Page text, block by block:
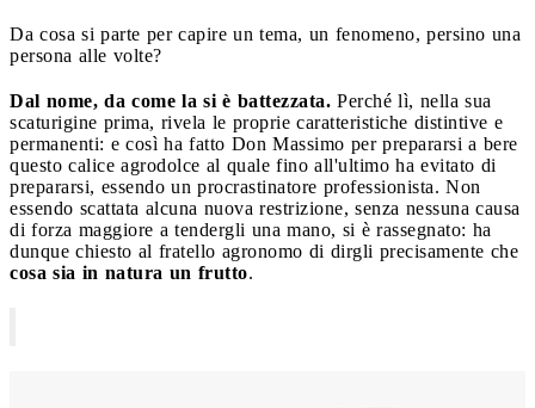
Da cosa si parte per capire un tema, un fenomeno, persino una
persona alle volte?
Dal nome, da come la si è battezzata. Perché lì, nella sua
scaturigine prima, rivela le proprie caratteristiche distintive e
permanenti: e così ha fatto Don Massimo per prepararsi a bere
questo calice agrodolce al quale fino all'ultimo ha evitato di
prepararsi, essendo un procrastinatore professionista. Non
essendo scattata alcuna nuova restrizione, senza nessuna causa
di forza maggiore a tendergli una mano, si è rassegnato: ha
dunque chiesto al fratello agronomo di dirgli precisamente che
cosa sia in natura un frutto.